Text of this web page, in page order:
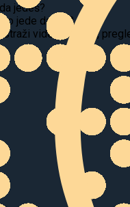
jedeš?
jede danas?
Istraži video ponudu,